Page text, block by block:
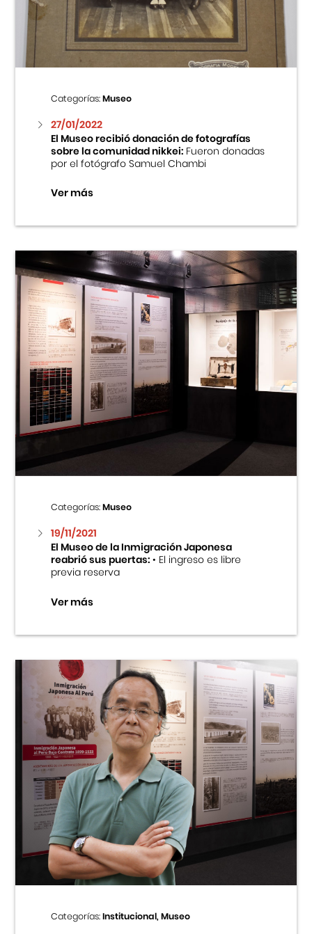
Centro Cultural Peruano Japonés
Museo de la Inmigración Japonesa
Fondo Editorial
Teatro Peruano Japonés
Categorías:Museo
27/01/2022
El Museo recibió donación de fotografías
sobre la comunidad nikkei:Fueron donadas
por el fotógrafo Samuel Chambi
Ver más
Categorías:Museo
19/11/2021
El Museo de la Inmigración Japonesa
reabrió sus puertas:• El ingreso es libre
previa reserva
Ver más
Categorías:Institucional, Museo